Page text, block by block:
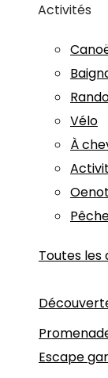
Activités
Vélo
À
Toutes les
Escape